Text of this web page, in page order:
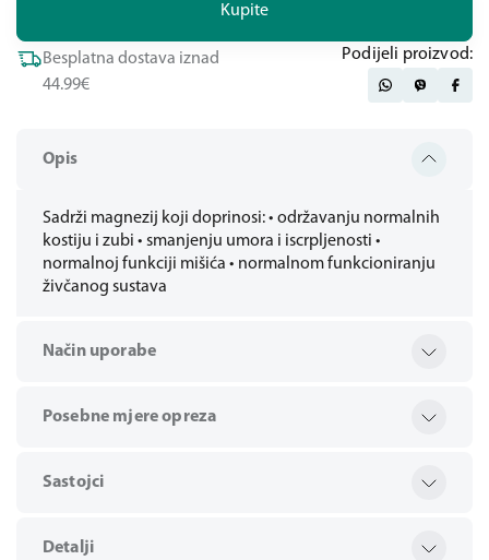
Opis
Sadrži magnezij koji doprinosi: • održavanju normalnih
kostiju i zubi • smanjenju umora i iscrpljenosti •
normalnoj funkciji mišića • normalnom funkcioniranju
živčanog sustava
Način uporabe
Posebne mjere opreza
Sastojci
Detalji
Kupite
Besplatna dostava iznad
44.99€
Podijeli proizvod: